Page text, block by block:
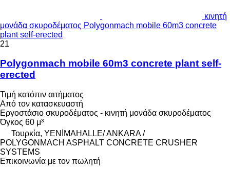
κινητή
μονάδα σκυροδέματος Polygonmach mobile 60m3 concrete
plant self-erected
21
Polygonmach mobile 60m3 concrete plant self-
erected
Τιμή κατόπιν αιτήματος
Από τον κατασκευαστή
Εργοστάσιο σκυροδέματος - κινητή μονάδα σκυροδέματος
Όγκος 60 μ³
Τουρκία, YENİMAHALLE/ ANKARA /
POLYGONMACH ASPHALT CONCRETE CRUSHER
SYSTEMS
Επικοινωνία με τον πωλητή